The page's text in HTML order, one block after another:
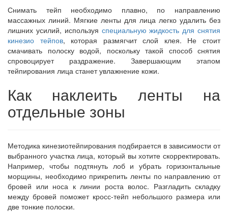
Снимать тейп необходимо плавно, по направлению
массажных линий. Мягкие ленты для лица легко удалить без
лишних усилий, используя специальную жидкость для снятия
кинезио тейпов, которая размягчит слой клея. Не стоит
смачивать полоску водой, поскольку такой способ снятия
спровоцирует раздражение. Завершающим этапом
тейпирования лица станет увлажнение кожи.
Как наклеить ленты на
отдельные зоны
Методика кинезиотейпирования подбирается в зависимости от
выбранного участка лица, который вы хотите скорректировать.
Например, чтобы подтянуть лоб и убрать горизонтальные
морщины, необходимо прикрепить ленты по направлению от
бровей или носа к линии роста волос. Разгладить складку
между бровей поможет кросс-тейп небольшого размера или
две тонкие полоски.